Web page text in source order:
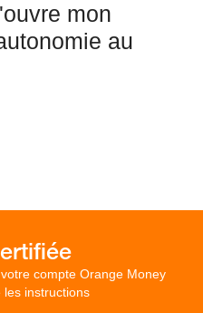
mon
au
compte Orange Money
instructions